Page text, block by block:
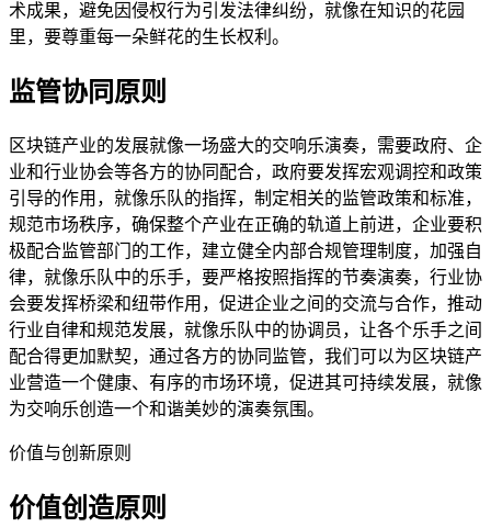
术成果，避免因侵权行为引发法律纠纷，就像在知识的花园
里，要尊重每一朵鲜花的生长权利。
监管协同原则
区块链产业的发展就像一场盛大的交响乐演奏，需要政府、企
业和行业协会等各方的协同配合，政府要发挥宏观调控和政策
引导的作用，就像乐队的指挥，制定相关的监管政策和标准，
规范市场秩序，确保整个产业在正确的轨道上前进，企业要积
极配合监管部门的工作，建立健全内部合规管理制度，加强自
律，就像乐队中的乐手，要严格按照指挥的节奏演奏，行业协
会要发挥桥梁和纽带作用，促进企业之间的交流与合作，推动
行业自律和规范发展，就像乐队中的协调员，让各个乐手之间
配合得更加默契，通过各方的协同监管，我们可以为区块链产
业营造一个健康、有序的市场环境，促进其可持续发展，就像
为交响乐创造一个和谐美妙的演奏氛围。
价值与创新原则
价值创造原则